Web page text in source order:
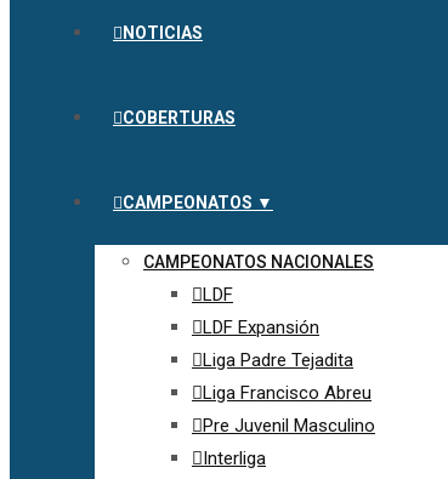
NOTICIAS
COBERTURAS
CAMPEONATOS ▼
CAMPEONATOS NACIONALES
LDF
LDF Expansión
Liga Padre Tejadita
Liga Francisco Abreu
Pre Juvenil Masculino
Interliga